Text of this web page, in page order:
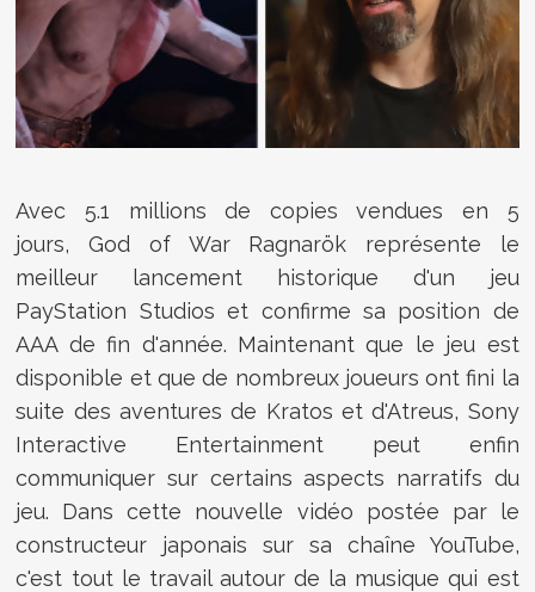
Avec 5.1 millions de copies vendues en 5
jours,God of War Ragnarök représente le
meilleur lancement historique d'un jeu
PayStation Studios et confirme sa position de
AAA de fin d'année. Maintenant que le jeu est
disponible et que de nombreux joueurs ont fini la
suite des aventures de Kratos et d'Atreus, Sony
Interactive Entertainment peut enfin
communiquer sur certains aspects narratifs du
jeu. Dans cette nouvelle vidéo postée par le
constructeur japonais sur sa chaîne YouTube,
c'est tout le travail autour de la musique qui est